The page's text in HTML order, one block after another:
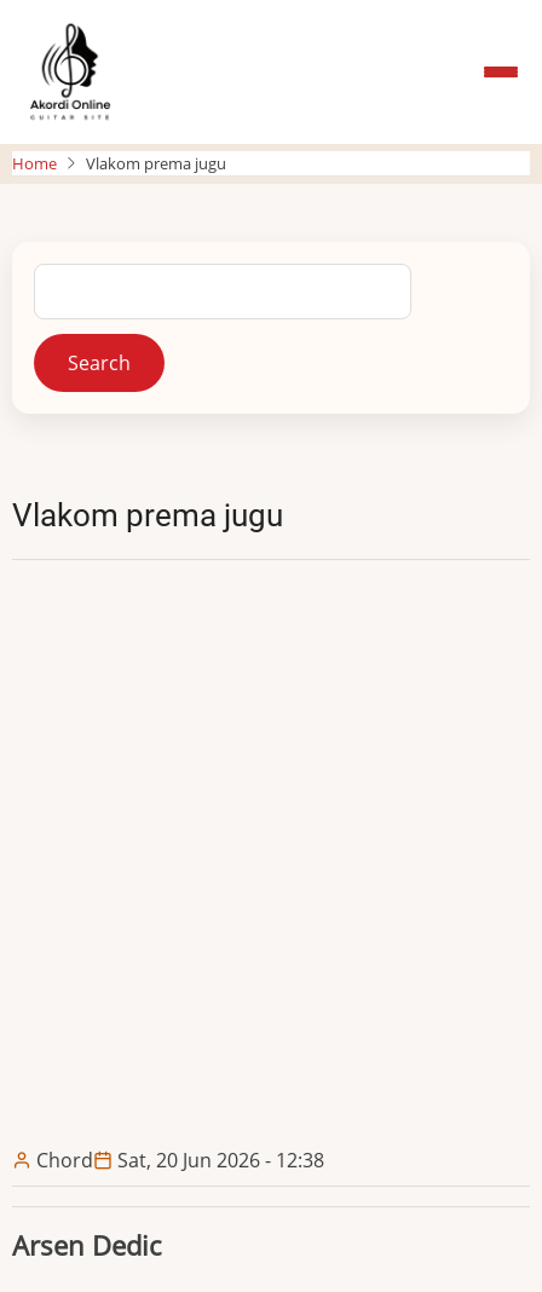
main
content
Home Vlakom prema jugu
Search
Vlakom prema jugu
Chord Sat, 20 Jun 2026 - 12:38
Arsen Dedic